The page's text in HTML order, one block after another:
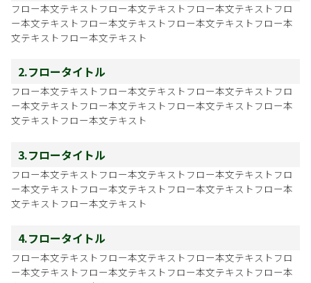
フロー本文テキストフロー本文テキストフロー本文テキストフロ
ー本文テキストフロー本文テキストフロー本文テキストフロー本
文テキストフロー本文テキスト
2.フロータイトル
フロー本文テキストフロー本文テキストフロー本文テキストフロ
ー本文テキストフロー本文テキストフロー本文テキストフロー本
文テキストフロー本文テキスト
3.フロータイトル
フロー本文テキストフロー本文テキストフロー本文テキストフロ
ー本文テキストフロー本文テキストフロー本文テキストフロー本
文テキストフロー本文テキスト
4.フロータイトル
フロー本文テキストフロー本文テキストフロー本文テキストフロ
ー本文テキストフロー本文テキストフロー本文テキストフロー本